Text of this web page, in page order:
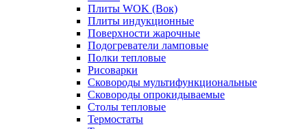
Плиты WOK (Вок)
Плиты индукционные
Поверхности жарочные
Подогреватели ламповые
Полки тепловые
Рисоварки
Сковороды мультифункциональные
Сковороды опрокидываемые
Столы тепловые
Термостаты